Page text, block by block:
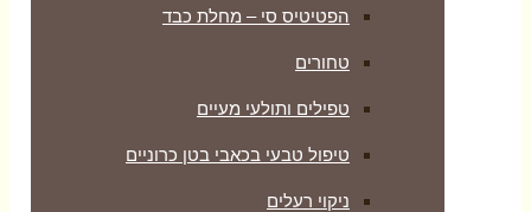
הפטיטיס סי – מחלת כבד
טחורים
טפילים ותולעי מעיים
טיפול טבעי בכאבי בטן כרוניים
ניקוי רעלים